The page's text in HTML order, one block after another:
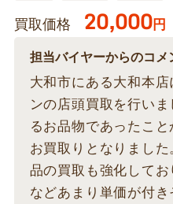
買取価格 20,000円
担当バイヤーからのコメ
大和市にある大和本
ンの店頭買取を行い
るお品物であったこ
お買取りとなりまし
品の買取も強化して
などあまり単価が付